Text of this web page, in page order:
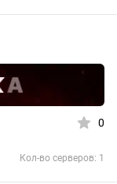
0
Кол-во серверов: 1